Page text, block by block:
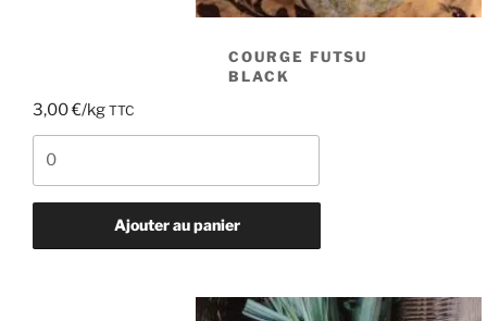
COURGE FUTSU
BLACK
3,00€/kg TTC
Courge
black
Ajouter au panier